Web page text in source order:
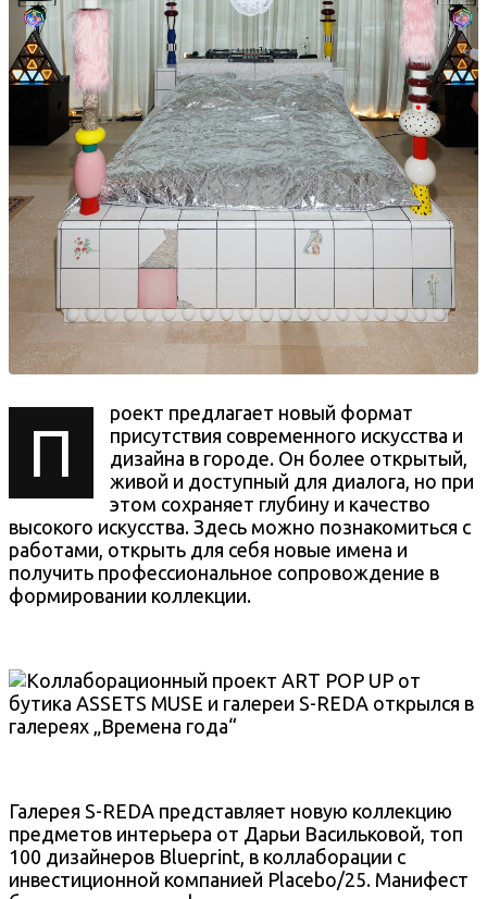
П
роект предлагает новый формат
присутствия современного искусства и
дизайна в городе. Он более открытый,
живой и доступный для диалога, но при
этом сохраняет глубину и качество
высокого искусства. Здесь можно познакомиться с
работами, открыть для себя новые имена и
получить профессиональное сопровождение в
формировании коллекции.
Галерея S-REDA представляет новую коллекцию
предметов интерьера от Дарьи Васильковой, топ
100 дизайнеров Blueprint, в коллаборации с
инвестиционной компанией Placebo/25. Манифест